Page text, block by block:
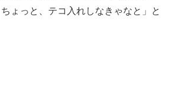
ょっと、テコ入れしなきゃなと」と